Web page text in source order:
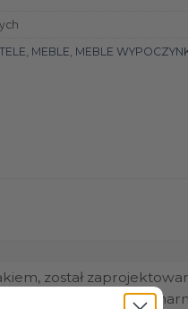
, MEBLE, MEBLE
został
sprawiają, że mebel